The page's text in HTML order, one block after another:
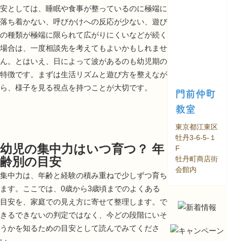
安としては、睡眠や食事が整っているのに極端に
落ち着かない、呼びかけへの反応が少ない、遊び
の種類が極端に限られて広がりにくいなどが続く
場合は、一度相談先を考えてもよいかもしれませ
ん。とはいえ、日によって波があるのも幼児期の
特徴です。まずは生活リズムと遊び方を整えなが
ら、様子を見る視点を持つことが大切です。
幼児の集中力はいつ育つ？ 年
齢別の目安
集中力は、年齢と経験の積み重ねで少しずつ育ち
ます。ここでは、0歳から3歳頃までのよくある
目安を、家庭での見え方に寄せて整理します。で
きるできないの判定ではなく、今どの段階にいそ
うかを知るための目安として読んでみてくださ
門前仲町
教室
東京都江東区
牡丹3-6-5-１
F
牡丹町商店街
会館内